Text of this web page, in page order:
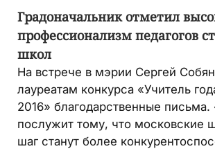
Градоначальник отметил
профессионализм педагогов
школ
На встрече в мэрии Сергей
лауреатам конкурса «Учитель
2016» благодарственные письма.
послужит тому, что московские
шаг станут более